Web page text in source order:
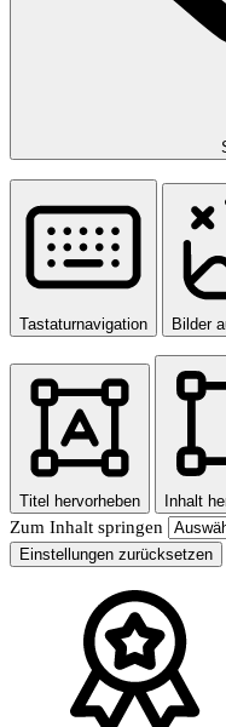
Tastaturnavigation Bilder
Titel hervorheben Inhalt
Zum Inhalt springen
Einstellungen zurücksetzen